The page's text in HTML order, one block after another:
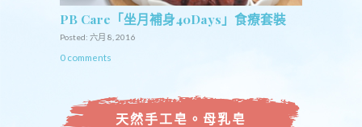
PB Care「坐月補身40Days」食療套裝
Posted: 六月 8, 2016
0 comments
天然手工皂。母乳皂